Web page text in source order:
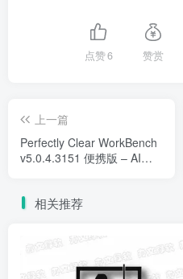
点赞6 赞赏
上一篇
Perfectly Clear WorkBench
v5.0.4.3151 便携版 – AI照
相关推荐